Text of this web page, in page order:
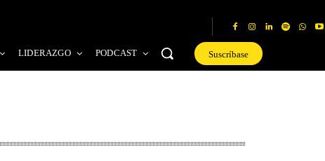
LIDERAZGO PODCAST Suscríbase